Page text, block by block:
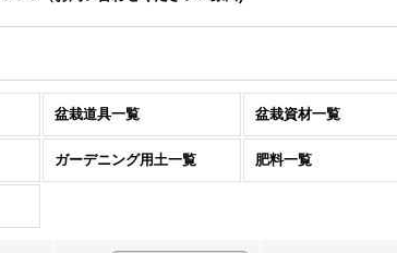
盆栽道具一覧 盆栽資材一覧
ガーデニング用土一覧 肥料一覧